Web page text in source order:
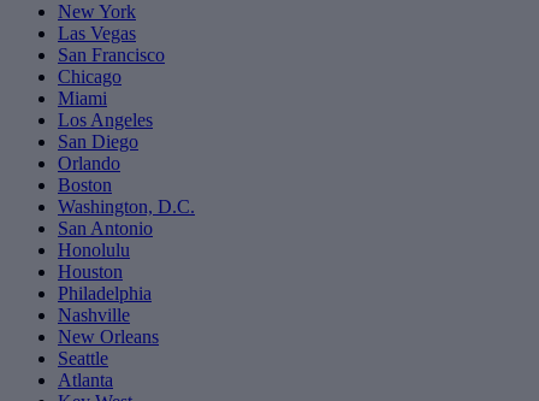
New York
Las Vegas
San Francisco
Chicago
Miami
Los Angeles
San Diego
Orlando
Boston
Washington, D.C.
San Antonio
Honolulu
Houston
Philadelphia
Nashville
New Orleans
Seattle
Atlanta